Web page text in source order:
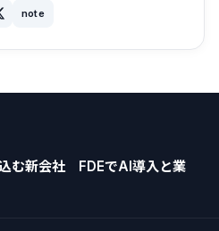
note
む新会社 FDEでAI導入と業